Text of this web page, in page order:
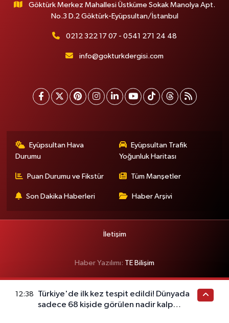
Göktürk Merkez Mahallesi Üstküme Sokak Manolya Apt.
No.3 D.2 Göktürk-Eyüpsultan/İstanbul
0212 322 17 07 - 0541 271 24 48
info@gokturkdergisi.com
Eyüpsultan Hava
Durumu
Eyüpsultan Trafik
Yoğunluk Haritası
Puan Durumu ve Fikstür Tüm Manşetler
Son Dakika Haberleri Haber Arşivi
İletişim
Haber Yazılımı: TE Bilişim
12:38
Türkiye'de ilk kez tespit edildi! Dünyada
sadece 68 kişide görülen nadir kalp